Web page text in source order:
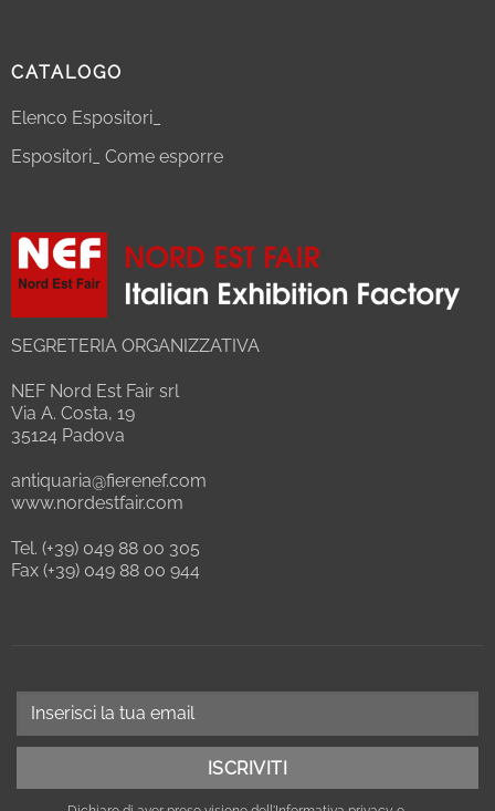
CATALOGO
Elenco Espositori_
Espositori_ Come esporre
SEGRETERIA ORGANIZZATIVA
NEF Nord Est Fair srl
Via A. Costa, 19
35124 Padova
antiquaria@fierenef.com
www.nordestfair.com
Tel. (+39) 049 88 00 305
Fax (+39) 049 88 00 944